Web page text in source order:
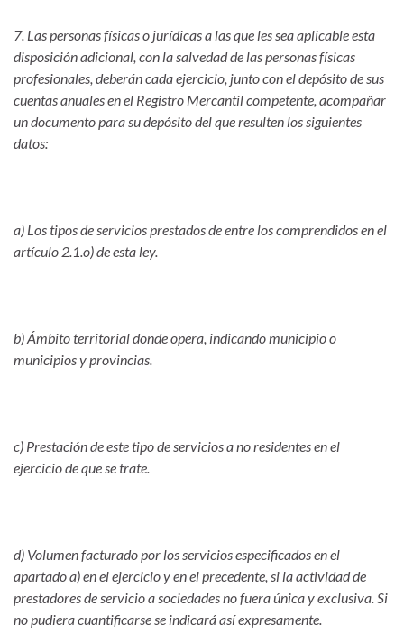
7. Las personas físicas o jurídicas a las que les sea aplicable esta
disposición adicional, con la salvedad de las personas físicas
profesionales, deberán cada ejercicio, junto con el depósito de sus
cuentas anuales en el Registro Mercantil competente, acompañar
un documento para su depósito del que resulten los siguientes
datos:
a) Los tipos de servicios prestados de entre los comprendidos en el
artículo 2.1.o) de esta ley.
b) Ámbito territorial donde opera, indicando municipio o
municipios y provincias.
c) Prestación de este tipo de servicios a no residentes en el
ejercicio de que se trate.
d) Volumen facturado por los servicios especificados en el
apartado a) en el ejercicio y en el precedente, si la actividad de
prestadores de servicio a sociedades no fuera única y exclusiva. Si
no pudiera cuantificarse se indicará así expresamente.